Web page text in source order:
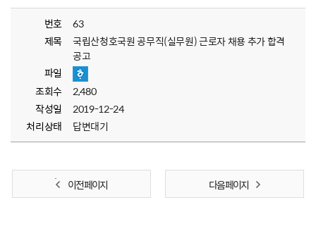
번호
63
제목
국립산청호국원 공무직(실무원) 근로자 채용 추가 합격
공고
파일
조회수
2,480
작성일
2019-12-24
처리상태
답변대기
이전 페이지 다음 페이지